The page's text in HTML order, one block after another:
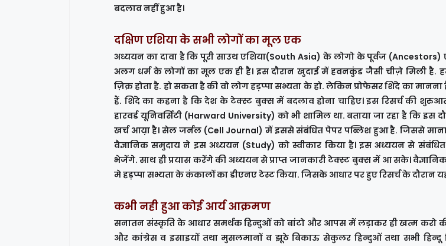
बदलाव नहीं हुआ है।
दक्षिण एशिया के सभी लोगों का मूल एक
अध्ययन का दावा है कि पूरी साउथ एशिया(South Asia) के लोगो के पूर्वज
अलग धर्म के लोगों का मूल एक ही है। इस दौरान खुदाई में हवनकुंड जैसी चीज़े मिली है.
ज़िक्र होता है. हो सकता है की वो लोग हड़प्पा सभ्यता के हो. लेकिन प्रोफेसर शिंदे का
हैं. शिंदे का कहना है कि देश के टेक्स्ट बुक्स में बदलाव होना चाहिए। इस रिसर्च की
हारवर्ड यूनिवर्सिटी (Harward University) को भी शामिल था. बताया जा रहा है कि इस
खर्च आय़ा है। सेल जर्नल (Cell Journal) में इससे संबंधित पेपर पब्लिश हुआ है. जिससे
वैज्ञानिक समुदाय ने इस अध्ययन (Study) को स्वीकार किया है। इस अध्ययन से
भेजेंगे. साथ ही प्रयास करेंगे की अध्ययन से प्राप्त जानकारी टेक्स्ट बुक्स में आ सके।
मे हड़प्पा सभ्यता के कंकालों का डीएनए टेस्ट किया. जिसके आधार पर हुए रिसर्च के दौरान
कभी नही हुआ कोई आर्य आक्रमण
सनातन संस्कृति के आधार समर्थक हिन्दुओं को बांटो और आपस में लड़ाकर ही खत्म करो की
और कांग्रेस व इसाइयों तथा मुसलमानों व झूठे बिकाऊ सेकुलर हिन्दुओं तथा सभी हिन्दू